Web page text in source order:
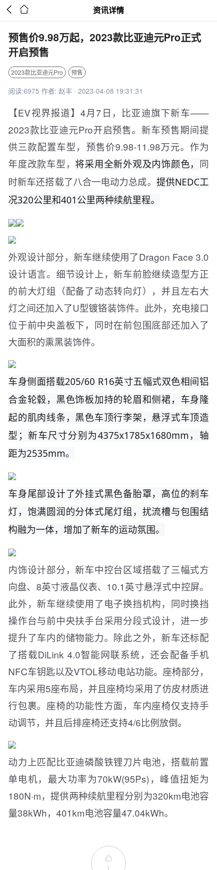
  资讯详情
预售价9.98万起，2023款比亚迪元Pro正式
开启预售
2023款比亚迪元Pro 预售
阅读:6975 作者: 赵丰 · 2023-04-08 19:31:31
【EV视界报道】4月7日，比亚迪旗下新车——
2023款比亚迪元Pro开启预售。新车预售期间提
供三款配置车型，预售价9.98-11.98万元。作为
年度改款车型， 将采用全新外观及内饰颜色， 同
时新车还搭载了八合一电动力总成。 提供NEDC工
况320公里和401公里两种续航里程。
外观设计部分，新车继续使用了Dragon Face 3.0
设计语言。细节设计上，新车前脸继续造型方正
的前大灯组（配备了动态转向灯），并且左右大
灯之间还加入了U型镀铬装饰件。此外，充电接口
位于前中央盖板下，同时在前包围底部还加入了
大面积的熏黑装饰件。
车身侧面搭载205/60 R16英寸五幅式双色相间铝
合金轮毂，黑色饰板加持的轮眉和侧裙，车身隆
起的肌肉线条，黑色车顶行李架，悬浮式车顶造
型；新车尺寸分别为4375x1785x1680mm，轴
距为2535mm。
车身尾部设计了外挂式黑色备胎罩，高位的刹车
灯，饱满圆润的分体式尾灯组，扰流槽与包围结
构融为一体，增加了新车的运动氛围。
内饰设计部分，新车中控台区域搭载了三幅式方
向盘、8英寸液晶仪表、10.1英寸悬浮式中控屏。
此外，新车继续使用了电子换挡机构，同时换挡
操作台与前中央扶手台采用分段式设计，进一步
提升了车内的储物能力。除此之外，新车还标配
了搭载DiLink 4.0智能网联系统，还会配备手机
NFC车钥匙以及VTOL移动电站功能。座椅部分，
车内采用5座布局，并且座椅均采用了仿皮材质进
行包裹。座椅的功能性方面，车内座椅仅支持手
动调节，并且后排座椅还支持4/6比例放倒。
动力上匹配比亚迪磷酸铁锂刀片电池，搭载前置
单电机，最大功率为70kW(95Ps)，峰值扭矩为
180N·m，提供两种续航里程分别为320km电池容
量38kWh，401km电池容量47.04kWh。

1